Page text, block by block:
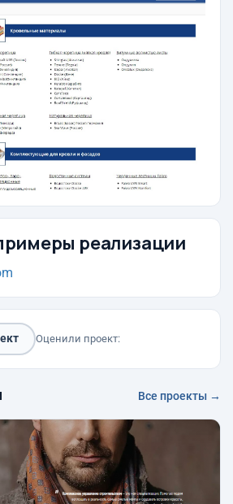
реализации
Оценили проект:
Все проекты →